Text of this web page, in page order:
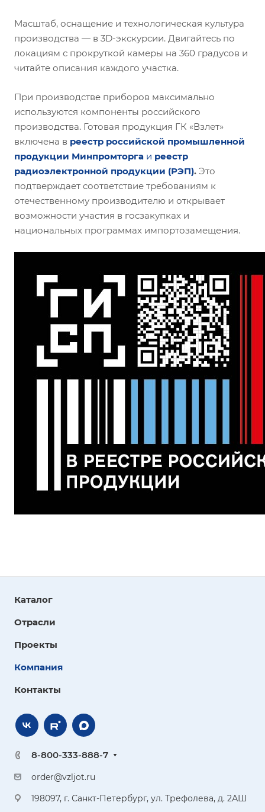
Масштаб, оснащение и технологическая культура
производства — в 3D-экскурсии. Двигайтесь по
локациям с прокруткой камеры на 360 градусов и
читайте описания каждого участка.
При производстве приборов максимально
используются компоненты российского
производства. Готовая продукция ГК «Взлет»
включена в реестр российской промышленной
продукции Минпромторга и реестр
радиоэлектронной продукции (РЭП). Это
подтверждает соответствие требованиям к
отечественному производителю и открывает
возможности участия в госзакупках и
национальных программах импортозамещения.
Каталог
Отрасли
Проекты
Компания
Контакты
8-800-333-888-7
order@vzljot.ru
198097, г. Санкт-Петербург, ул. Трефолева, д. 2АШ